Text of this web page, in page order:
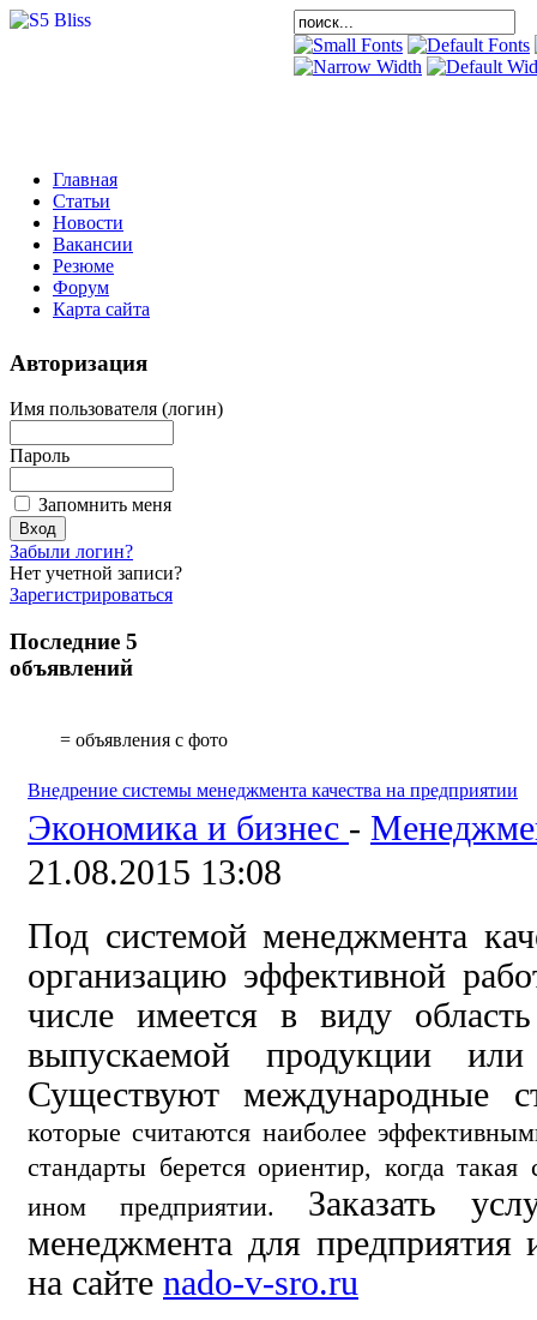
Главная
Статьи
Новости
Вакансии
Резюме
Форум
Карта сайта
Авторизация
Имя пользователя (логин)
Пароль
Запомнить меня
Забыли логин?
Нет учетной записи?
Зарегистрироваться
Последние 5
объявлений
= объявления с фото
Внедрение системы менеджмента качества на предприятии
Экономика и бизнес -
21.08.2015 13:08
Под системой менеджмента
организацию эффективной
числе имеется в виду
выпускаемой продукции
Существуют международные
которые считаются наиболее
стандарты берется ориентир, когда
ином предприятии. Заказать
менеджмента для предприятия
на сайте nado-v-sro.ru